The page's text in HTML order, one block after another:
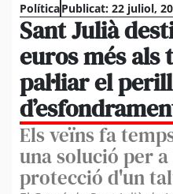
PolíticaPublicat: 22 juliol,
Sant Julià
euros més als
pal·liar el perill
Els veïns fa
una solució per
protecció d'un